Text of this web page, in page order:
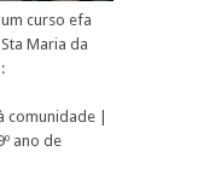
curso efa
Maria da
comunidade |
ano de